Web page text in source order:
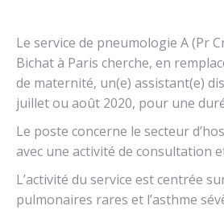
Le service de pneumologie A (Pr
Bichat à Paris cherche, en
de maternité, un(e) assistant(e)
juillet ou août 2020, pour une
Le poste concerne le secteur
avec une activité de consultation
L’activité du service est centrée
pulmonaires rares et l’asthme